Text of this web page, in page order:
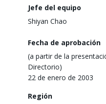
Jefe del equipo
Shiyan Chao
Fecha de aprobación
(a partir de la
Directorio)
22 de enero de 2003
Región